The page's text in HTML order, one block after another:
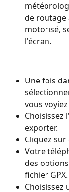
de routage
motorisé,
l'écran.
Une fois
vous
Choisissez
exporter.
Cliquez sur
Votre
des
fichier GPX.
Choisissez